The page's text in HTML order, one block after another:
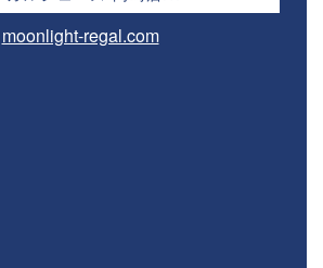
moonlight-regal.com